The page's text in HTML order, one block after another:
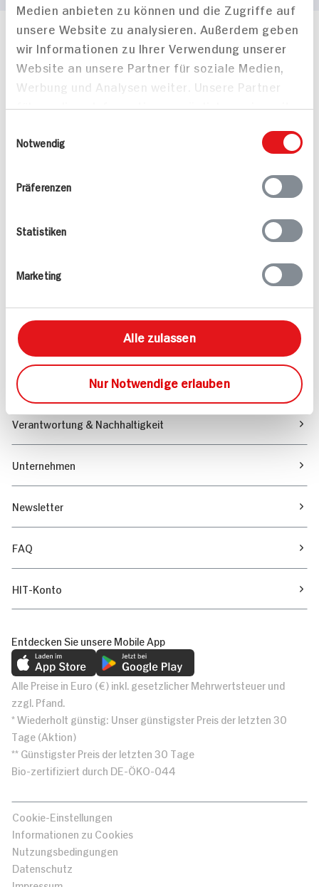
Medien anbieten zu können und die Zugriffe auf
unsere Website zu analysieren. Außerdem geben
wir Informationen zu Ihrer Verwendung unserer
Website an unsere Partner für soziale Medien,
Werbung und Analysen weiter. Unsere Partner
führen diese Informationen möglicherweise mit
bereitgestellt haben oder die sie im Rahmen
Notwendig
Präferenzen
Statistiken
Marketing
Alle zulassen
Nur Notwendige erlauben
Häufig gestellte Fragen
kontakt
hit.de
(0228) 42967 0
Freitags: 9 bis 13 Uhr
Marktfinder
Unser Magazin
Verantwortung & Nachhaltigkeit
Unternehmen
Newsletter
FAQ
HIT-Konto
Entdecken Sie unsere Mobile App
Alle Preise in Euro (€) inkl. gesetzlicher Mehrwertsteuer und
zzgl. Pfand.
* Wiederholt günstig: Unser günstigster Preis der letzten 30
Tage (Aktion)
** Günstigster Preis der letzten 30 Tage
Bio-zertifiziert durch DE-ÖKO-044
Cookie-Einstellungen
Informationen zu Cookies
Nutzungsbedingungen
Datenschutz